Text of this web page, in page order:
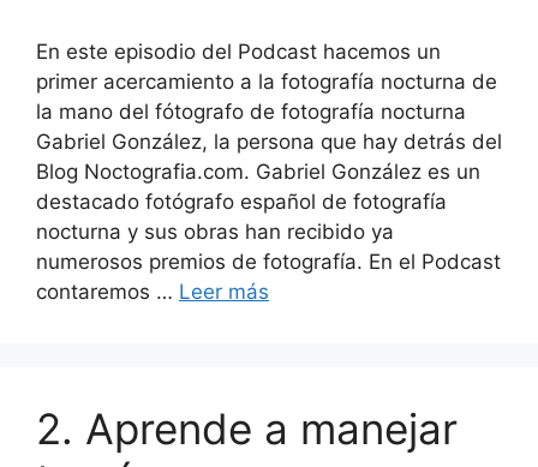
En este episodio del Podcast hacemos un
primer acercamiento a la fotografía nocturna de
la mano del fótografo de fotografía nocturna
Gabriel González, la persona que hay detrás del
Blog Noctografia.com. Gabriel González es un
destacado fotógrafo español de fotografía
nocturna y sus obras han recibido ya
numerosos premios de fotografía. En el Podcast
contaremos … Leer más
2. Aprende a manejar